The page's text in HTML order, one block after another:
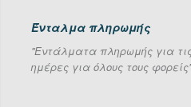
ΥΠΟΥΡΓΕΙΟ ΚΟΙΝΩΝΙΚΗΣ
ΟΙΚΟΓΕΝΕΙΑΣ
ΥΠΟΥΡΓΕΙΟ ΝΑΥΤΙΛΙΑΣ ΚΑΙ
ΥΠΟΥΡΓΕΙΟ ΟΙΚΟΝΟΜΙΚΩΝ
Ένταλμα πληρωμής
''Εντάλματα πληρωμής για
ημέρες για όλους τους φορείς''